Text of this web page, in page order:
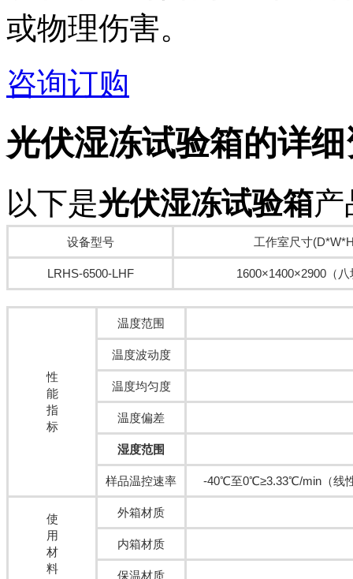
或物理伤害。
咨询订购
光伏湿冻试验箱的详
以下是光伏湿冻试验箱
设备型号 工作室尺寸
LRHS-6500-LHF 1600×1400×2900（
性
能
指
标
温度范围
温度波动度
温度均匀度
温度偏差
湿度范围
样品温控速率 -40℃至0℃≥3.33℃/min（线
使
用
材
料
外箱材质
内箱材质
保温材质